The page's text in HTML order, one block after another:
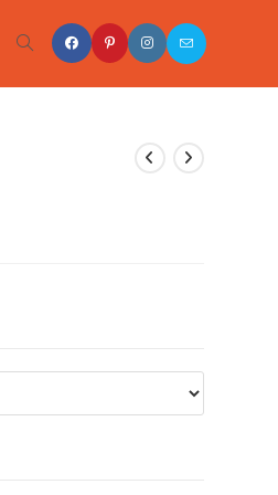
Toggle